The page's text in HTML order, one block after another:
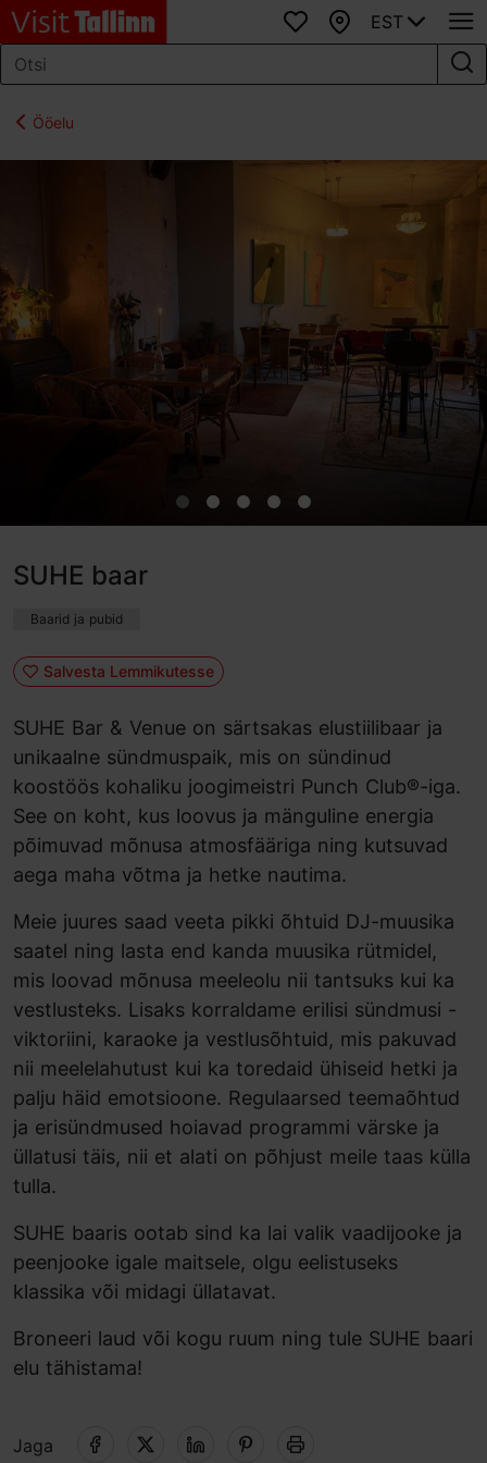
Lemmikud
Kaart
EST
Ööelu
SUHE baar
Baarid ja pubid
Salvesta Lemmikutesse
SUHE Bar & Venue on särtsakas elustiilibaar ja
unikaalne sündmuspaik, mis on sündinud
koostöös kohaliku joogimeistri Punch Club®-iga.
See on koht, kus loovus ja mänguline energia
põimuvad mõnusa atmosfääriga ning kutsuvad
aega maha võtma ja hetke nautima.
Meie juures saad veeta pikki õhtuid DJ-muusika
saatel ning lasta end kanda muusika rütmidel,
mis loovad mõnusa meeleolu nii tantsuks kui ka
vestlusteks. Lisaks korraldame erilisi sündmusi -
viktoriini, karaoke ja vestlusõhtuid, mis pakuvad
nii meelelahutust kui ka toredaid ühiseid hetki ja
palju häid emotsioone. Regulaarsed teemaõhtud
ja erisündmused hoiavad programmi värske ja
üllatusi täis, nii et alati on põhjust meile taas külla
tulla.
SUHE baaris ootab sind ka lai valik vaadijooke ja
peenjooke igale maitsele, olgu eelistuseks
klassika või midagi üllatavat.
Broneeri laud või kogu ruum ning tule SUHE baari
elu tähistama!
Jaga